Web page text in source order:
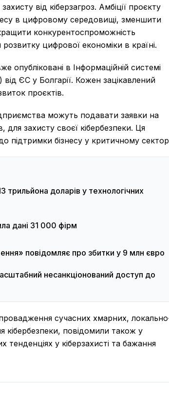
від кіберзагроз. Амбіції проєкту
в цифровому середовищі, зменшити
конкурентоспроможність
цифрової економіки в країні.
опубліковані в Інформаційній системі
ЄС у Болгарії. Кожен зацікавлений
проєктів.
можуть подавати заявки на
для захисту своєї кібербезпеки. Ця
підтримки бізнесу у критичному
трильйона доларів у технологічних
дані 31 000 фірм
повідомляє про збитки у 9 млн євро
несанкціонований доступ до
сучасних хмарних,
кібербезпеки, повідомили також у
тенденціях у кіберзахисті та бажання